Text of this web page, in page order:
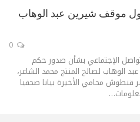
موقف شيرين عبد الوهاب
الإجتماعي بشأن صدور حكم
الوهاب لصالح المنتج محمد الشاعر،
قنطوش محامي الأخيرة بيانا صحفيا
…